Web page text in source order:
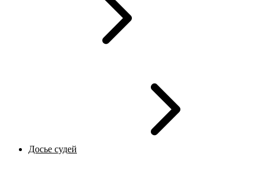
Досье судей